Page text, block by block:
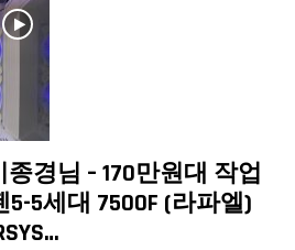
경님 – 170만원대 작업
5-5세대 7500F (라파엘)